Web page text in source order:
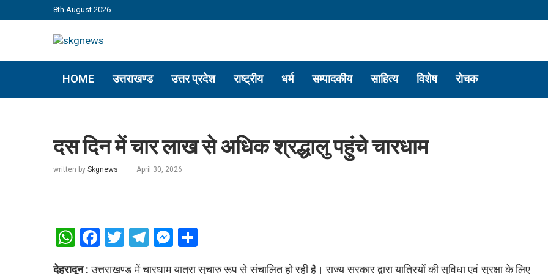
8th August 2026
HOME उत्तराखण्ड उत्तर प्रदेश राष्ट्रीय धर्म सम्पादकीय साहित्य विशेष रोचक
दस दिन में चार लाख से अधिक श्रद्धालु पहुंचे चारधाम
written by Skgnews April 30, 2026
WhatsApp
Facebook
Twitter
Telegram
Messenger
देहरादून :उत्तराखण्ड में चारधाम यात्रा सुचारु रूप से संचालित हो रही है। राज्य सरकार द्वारा यात्रियों की सुविधा एवं सुरक्षा के लिए